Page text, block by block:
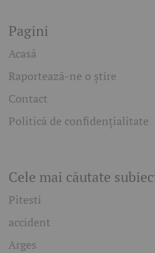
Pagini
Acasă
Raportează-ne o știre
Contact
Politică de confidențialitate
Cele mai căutate
Pitesti
accident
Arges